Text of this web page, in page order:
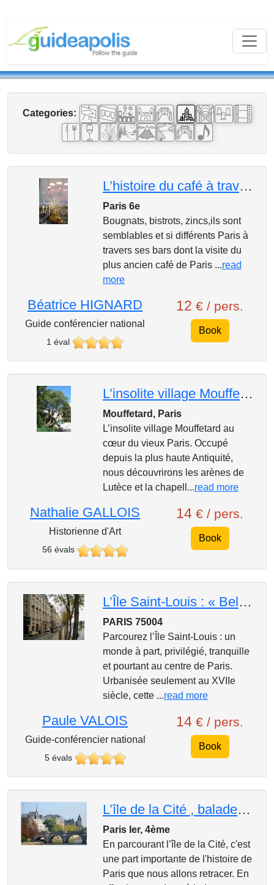
Categories:
L’histoire du café à travers les cafés de Paris
Paris 6e
Bougnats, bistrots, zincs,ils sont
semblables et si différents Paris à
travers ses bars dont la visite du
plus ancien café de Paris ...read
more
Béatrice HIGNARD
Guide conférencier national
1 éval
12 € / pers.
Book
L’insolite village Mouffetard au cœur du vieux Paris
Mouffetard, Paris
L’insolite village Mouffetard au
cœur du vieux Paris. Occupé
depuis la plus haute Antiquité,
nous découvrirons les arènes de
Lutèce et la chapell...read more
Nathalie GALLOIS
Historienne d'Art
56 évals
14 € / pers.
Book
L’Île Saint-Louis : « Belle-Île-en-Seine »
PARIS 75004
Parcourez l’Île Saint-Louis : un
monde à part, privilégié, tranquille
et pourtant au centre de Paris.
Urbanisée seulement au XVIIe
siècle, cette ...read more
Paule VALOIS
Guide-conférencier national
5 évals
14 € / pers.
Book
L’île de la Cité , balade historique au cœur de Paris.
Paris Ier, 4ème
En parcourant l’île de la Cité, c'est
une part importante de l'histoire de
Paris que nous allons retracer. En